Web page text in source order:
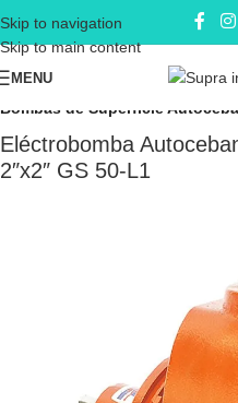
Skip to navigation
Skip to main content
MENU
Inicio Electrobombas - bombas
Bombas de Superficie
Eléctrobomba
2″x2″ GS 50-L1